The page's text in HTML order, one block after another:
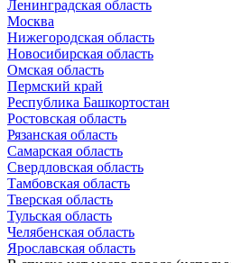
Ленинградская область
Москва
Нижегородская область
Новосибирская область
Омская область
Пермский край
Республика Башкортостан
Ростовская область
Рязанская область
Самарская область
Свердловская область
Тамбовская область
Тверская область
Тульская область
Челябенская область
Ярославская область